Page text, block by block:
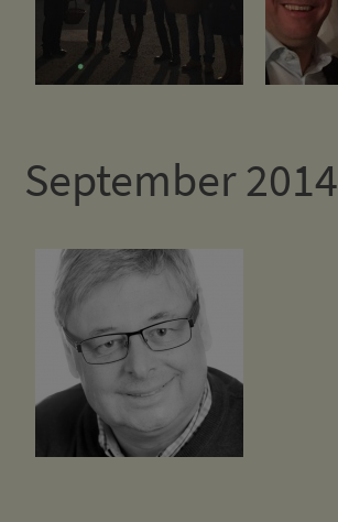
September 2014